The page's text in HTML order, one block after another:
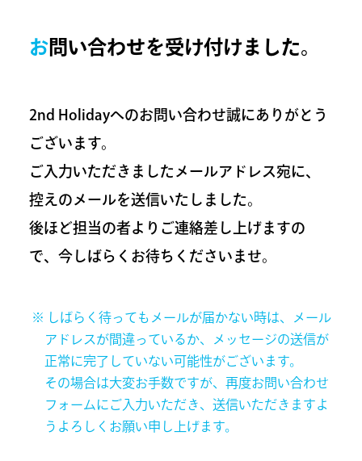
お問い合わせを受け付けました。
2nd Holidayへのお問い合わせ誠にありがとう
ございます。
ご入力いただきましたメールアドレス宛に、
控えのメールを送信いたしました。
後ほど担当の者よりご連絡差し上げますの
で、今しばらくお待ちくださいませ。
しばらく待ってもメールが届かない時は、メール
アドレスが間違っているか、メッセージの送信が
正常に完了していない可能性がございます。
その場合は大変お手数ですが、再度お問い合わせ
フォームにご入力いただき、送信いただきますよ
うよろしくお願い申し上げます。